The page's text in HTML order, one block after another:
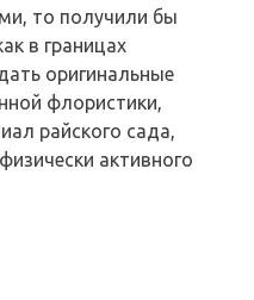
то получили бы
в границах
оригинальные
флористики,
райского сада,
активного